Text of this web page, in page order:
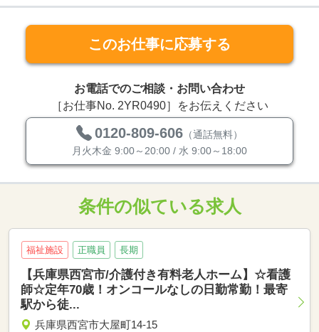
このお仕事に応募する
お電話でのご相談・お問い合わせ
［お仕事No. 2YR0490］をお伝えください
0120-809-606 （通話無料）
月火木金 9:00～20:00 / 水 9:00～18:00
条件の似ている求人
福祉施設 正職員 長期
【兵庫県西宮市/介護付き有料老人ホーム】☆看護
師☆定年70歳！オンコールなしの日勤常勤！最寄
駅から徒...
兵庫県西宮市大屋町14-15